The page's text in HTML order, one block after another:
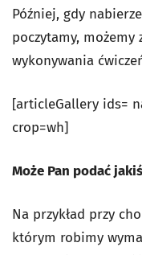
Później, gdy
poczytamy, możemy
wykonywania
[articleGallery ids=
crop=wh]
Może Pan podać
Na przykład przy
którym robimy